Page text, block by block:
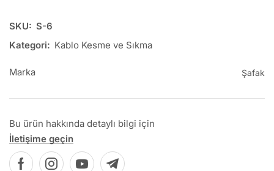
SKU: S-6
Kategori: Kablo Kesme ve Sıkma
Marka Şafak
Bu ürün hakkında detaylı bilgi için
İletişime geçin